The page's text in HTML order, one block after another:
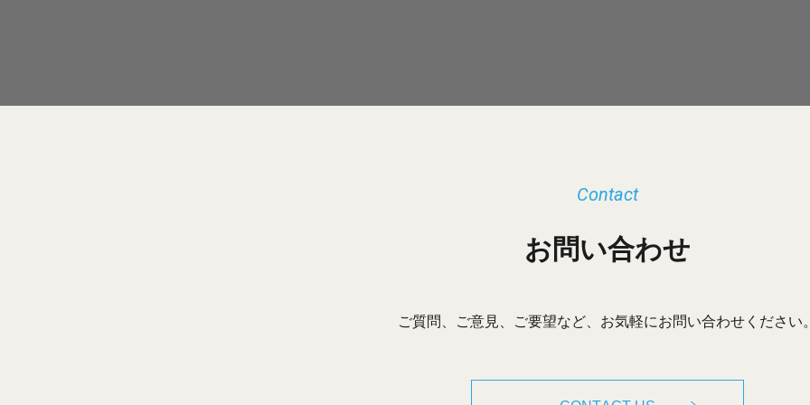
お問い合わせ
Contact
ご質問、ご意見、ご要望など、お気軽にお問い合わせください